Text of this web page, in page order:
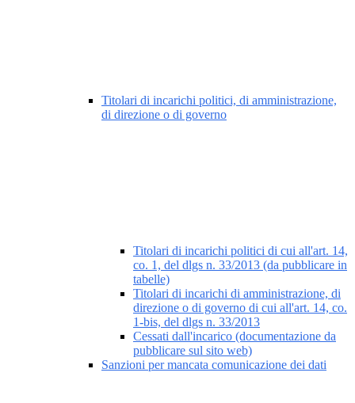
Titolari di incarichi politici, di amministrazione,
di direzione o di governo
Titolari di incarichi politici di cui all'art. 14,
co. 1, del dlgs n. 33/2013 (da pubblicare in
tabelle)
Titolari di incarichi di amministrazione, di
direzione o di governo di cui all'art. 14, co.
1-bis, del dlgs n. 33/2013
Cessati dall'incarico (documentazione da
pubblicare sul sito web)
Sanzioni per mancata comunicazione dei dati